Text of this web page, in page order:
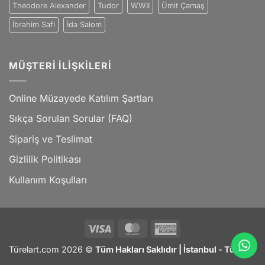
Theodore Alexander Tudor WWII Ümit Çamaş
İbrahim Safi İda Salom
MÜŞTERI İLIŞKILERI
Online Müzayede Katılım Şartları
Sıkça Sorulan Sorular (FAQ)
Sipariş ve Teslimat
Gizlilik Politikası
Kullanım Koşulları
Visa MasterCard
Türelart.com 2026 © Tüm Hakları Saklıdır | İstanbul - Türkiye